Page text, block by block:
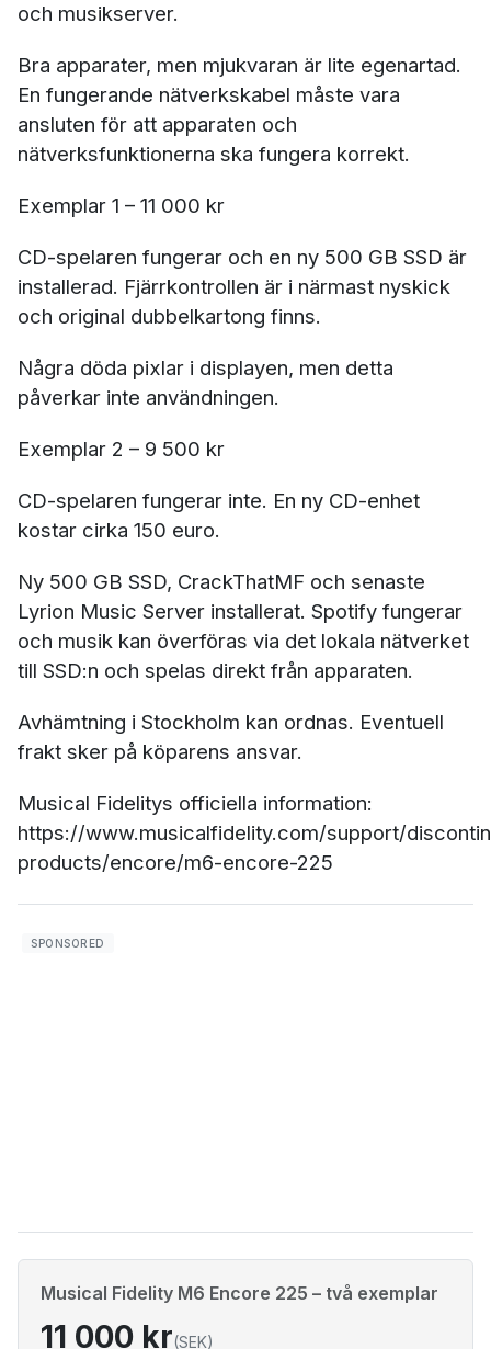
och musikserver.
Bra apparater, men mjukvaran är lite egenartad.
En fungerande nätverkskabel måste vara
ansluten för att apparaten och
nätverksfunktionerna ska fungera korrekt.
Exemplar 1 – 11 000 kr
CD-spelaren fungerar och en ny 500 GB SSD är
installerad. Fjärrkontrollen är i närmast nyskick
och original dubbelkartong finns.
Några döda pixlar i displayen, men detta
påverkar inte användningen.
Exemplar 2 – 9 500 kr
CD-spelaren fungerar inte. En ny CD-enhet
kostar cirka 150 euro.
Ny 500 GB SSD, CrackThatMF och senaste
Lyrion Music Server installerat. Spotify fungerar
och musik kan överföras via det lokala nätverket
till SSD:n och spelas direkt från apparaten.
Avhämtning i Stockholm kan ordnas. Eventuell
frakt sker på köparens ansvar.
Musical Fidelitys officiella information:
https://www.musicalfidelity.com/support/
products/encore/m6-encore-225
Musical Fidelity M6 Encore 225 – två exemplar
11 000 kr(SEK)